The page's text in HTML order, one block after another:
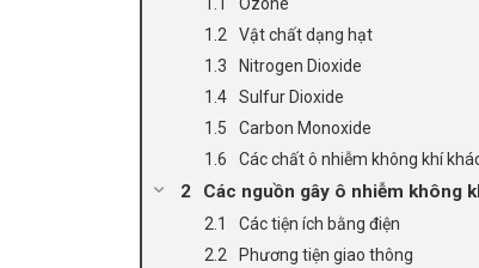
Vật chất dạng hạt
Nitrogen Dioxide
Sulfur Dioxide
Carbon Monoxide
Các chất ô nhiễm không khí
Các nguồn gây ô nhiễm không
Các tiện ích bằng điện
Phương tiện giao thông